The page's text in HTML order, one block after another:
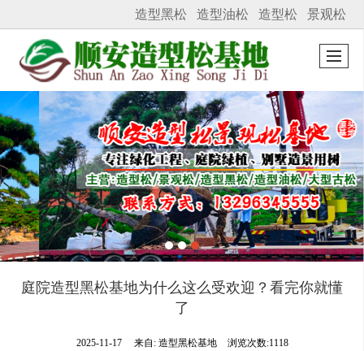
很遗憾，因您的浏览器版本过低导致无法获得最佳浏览体验，推荐下载安装谷歌浏览器！
造型黑松 造型油松 造型松 景观松
庭院造型黑松基地为什么这么受欢迎？看完你就懂
了
2025-11-17 来自: 造型黑松基地 浏览次数:1118